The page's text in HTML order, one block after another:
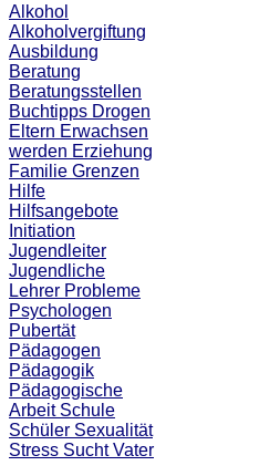
Alkohol
Alkoholvergiftung
Ausbildung
Beratung
Beratungsstellen
Buchtipps Drogen
Eltern Erwachsen
werden Erziehung
Familie Grenzen
Hilfe
Hilfsangebote
Initiation
Jugendleiter
Jugendliche
Lehrer Probleme
Psychologen
Pubertät
Pädagogen
Pädagogik
Pädagogische
Arbeit Schule
Schüler Sexualität
Stress SuchtVater